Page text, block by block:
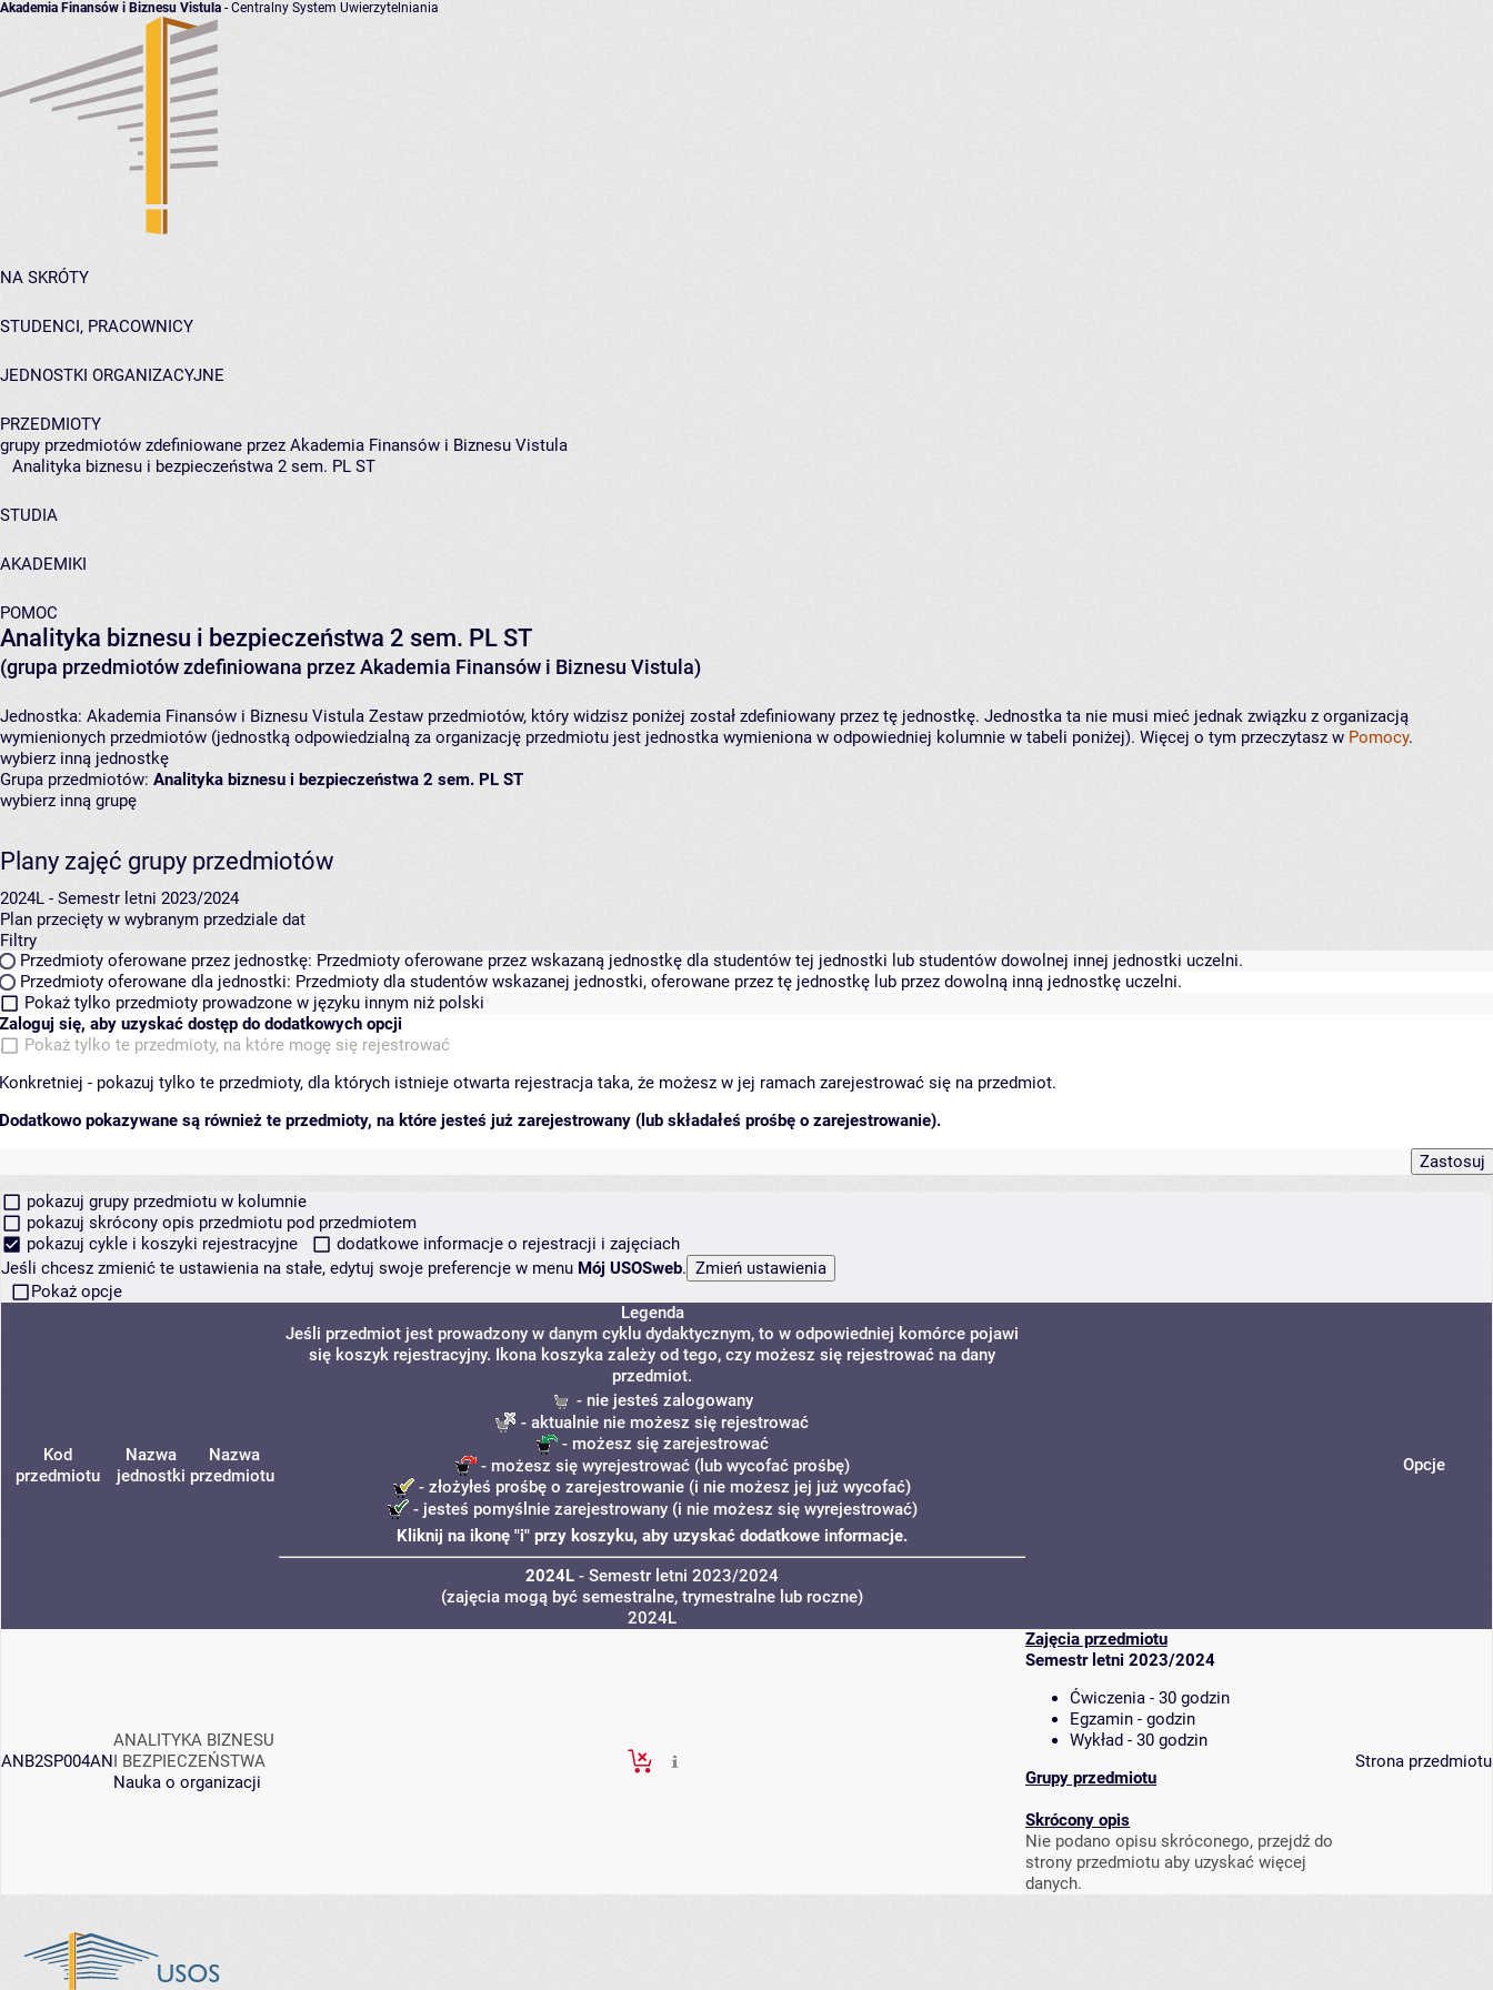
Akademia Finansów i Biznesu Vistula - Centralny System Uwierzytelniania
NA SKRÓTY
STUDENCI, PRACOWNICY
JEDNOSTKI ORGANIZACYJNE
PRZEDMIOTY
grupy przedmiotów zdefiniowane przez Akademia Finansów i Biznesu Vistula
Analityka biznesu i bezpieczeństwa 2 sem. PL ST
STUDIA
AKADEMIKI
POMOC
Analityka biznesu i bezpieczeństwa 2 sem. PL ST
(grupa przedmiotów zdefiniowana przez Akademia Finansów i Biznesu Vistula)
Jednostka: Akademia Finansów i Biznesu Vistula Zestaw przedmiotów, który widzisz poniżej został zdefiniowany przez tę jednostkę. Jednostka ta nie musi mieć jednak związku z organizacją
wymienionych przedmiotów (jednostką odpowiedzialną za organizację przedmiotu jest jednostka wymieniona w odpowiedniej kolumnie w tabeli poniżej). Więcej o tym przeczytasz w Pomocy.
wybierz inną jednostkę
Grupa przedmiotów: Analityka biznesu i bezpieczeństwa 2 sem. PL ST
wybierz inną grupę
Plany zajęć grupy przedmiotów
2024L - Semestr letni 2023/2024
Plan przecięty w wybranym przedziale dat
Filtry
Przedmioty oferowane przez jednostkę: Przedmioty oferowane przez wskazaną jednostkę dla studentów tej jednostki lub studentów dowolnej innej jednostki uczelni.
Przedmioty oferowane dla jednostki: Przedmioty dla studentów wskazanej jednostki, oferowane przez tę jednostkę lub przez dowolną inną jednostkę uczelni.
Pokaż tylko przedmioty prowadzone w języku innym niż polski
Zaloguj się, aby uzyskać dostęp do dodatkowych opcji
Pokaż tylko te przedmioty, na które mogę się rejestrować
Konkretniej - pokazuj tylko te przedmioty, dla których istnieje otwarta rejestracja taka, że możesz w jej ramach zarejestrować się na przedmiot.
Dodatkowo pokazywane są również te przedmioty, na które jesteś już zarejestrowany (lub składałeś prośbę o zarejestrowanie).
pokazuj grupy przedmiotu w kolumnie
pokazuj skrócony opis przedmiotu pod przedmiotem
pokazuj cykle i koszyki rejestracyjne
dodatkowe informacje o rejestracji i zajęciach
Jeśli chcesz zmienić te ustawienia na stałe, edytuj swoje preferencje w menu Mój USOSweb.
Pokaż opcje
Kod
przedmiotu
Nazwa
jednostki
Nazwa
przedmiotu
Legenda
Jeśli przedmiot jest prowadzony w danym cyklu dydaktycznym, to w odpowiedniej komórce pojawi
się koszyk rejestracyjny. Ikona koszyka zależy od tego, czy możesz się rejestrować na dany
przedmiot.
- nie jesteś zalogowany
- aktualnie nie możesz się rejestrować
- możesz się zarejestrować
- możesz się wyrejestrować (lub wycofać prośbę)
- złożyłeś prośbę o zarejestrowanie (i nie możesz jej już wycofać)
- jesteś pomyślnie zarejestrowany (i nie możesz się wyrejestrować)
Kliknij na ikonę "i" przy koszyku, aby uzyskać dodatkowe informacje.
2024L - Semestr letni 2023/2024
(zajęcia mogą być semestralne, trymestralne lub roczne)
Opcje
2024L
ANB2SP004AN
ANALITYKA BIZNESU
I BEZPIECZEŃSTWA
Nauka o organizacji
Zajęcia przedmiotu
Semestr letni 2023/2024
Ćwiczenia - 30 godzin
Egzamin - godzin
Wykład - 30 godzin
Grupy przedmiotu
Skrócony opis
Nie podano opisu skróconego, przejdź do
strony przedmiotu aby uzyskać więcej
danych.
Strona przedmiotu